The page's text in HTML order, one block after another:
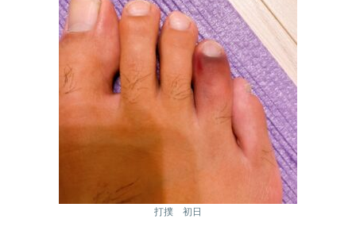
打撲 初日